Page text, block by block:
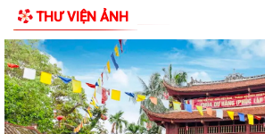
XÚC CỬ TRI CHUẨN BỊ KỲ HỌP THƯỜNG LỆ...
Công điện phòng chống bão số 1 (Bão
THÔNG BÁO Lịch tiếp công dân định kỳ của
xã Quý III, IV năm 2026
THƯ VIỆN ẢNH